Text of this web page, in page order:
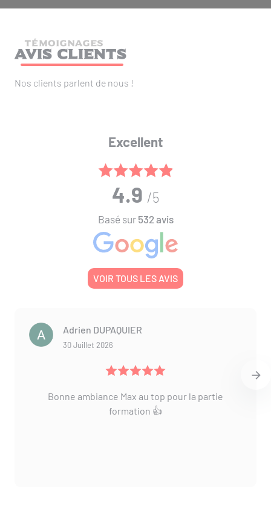
TÉMOIGNAGES
Avis clients
Nos clients parlent de nous !
Excellent
4.9 /5
Basé sur 532 avis
VOIR TOUS LES AVIS
Adrien DUPAQUIER
30 Juillet 2026
Bonne ambiance Max au top pour la partie
formation 👍